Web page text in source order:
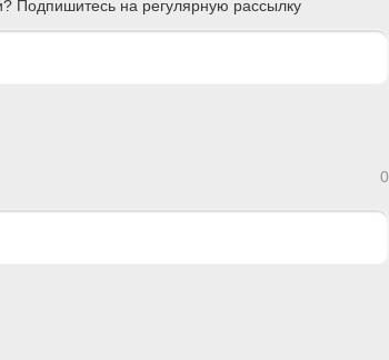
Подпишитесь на регулярную рассылку
0